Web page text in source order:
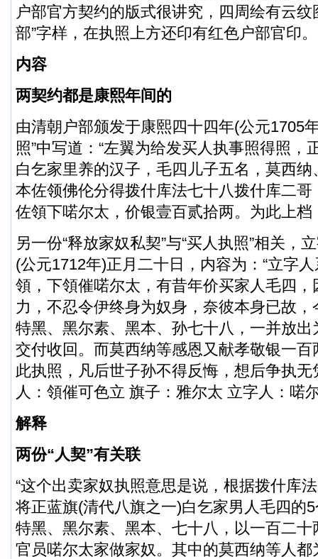
户部官方契约的版式很讲究，四周绘有云纹
部”字样，在执照上方还印有红色户部官印。
内容
两契约都是康熙年间的
由清朝户部颁发于康熙四十四年(公元1705
照”中写道：“左翼为给发买人执事照得照，
白乞家里养的汉子，毛四儿子五名，莫西
本佐领佛伦分得拨什库法七十八拨什库二
佐領下喏尔太，价银壹百贰拾两。为此上档
另一份“释放家奴私契”与“买人执照”相关，
(公元1712年)正月二十日，内容为：“立字
領，下領催喏尔太，有昔年价买家人毛四
力，不忍令伊终身为奴身，奈彼本身已故
特黑、黑尔素、黑本、孙七十八，一并放
交付收回。而莫西纳等感恩又献孝敬银一
此执照，凡后世子孙不得反悔，想后争执
人：領催可色立 旗子：雅尔太 立字人：喏
解释
两份“人契”有关联
“这个出卖家奴执照意思是说，根据拨什库
将正蓝旗(清代八旗之一)白乞家男人毛四的
特黑、黑尔素、黑本、七十八，以一百二
官员喏尔太家做家奴。其中的莫西纳等人都